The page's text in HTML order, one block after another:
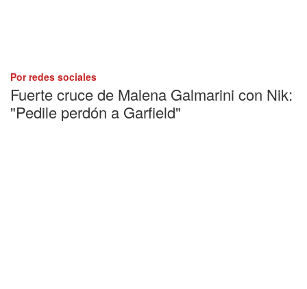
Por redes sociales
Fuerte cruce de Malena Galmarini con Nik:
"Pedile perdón a Garfield"